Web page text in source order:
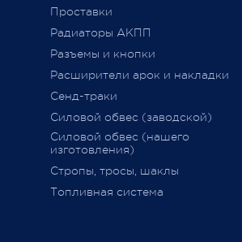
«Одобрение Типа Транспортного
Средства
далее –
После прохождения всех
испытаний и проверок на
соответствие требований
018/2011, аккредитованным
органом сертификации
оформляетсяОТТС
определённую марку и модель,
данный документвыдается на
Проставки
Радиаторы АКПП
Разъемы и кнопки
Расширители арок и накладки
Сенд-траки
Силовой обвес (заводской)
Силовой обвес (нашего
изготовления)
Стропы, тросы, шаклы
Топливная система